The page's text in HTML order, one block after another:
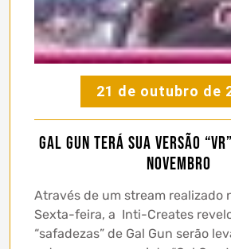
21 de outubro de
Gal Gun terá sua versão
Novembro
Através de um stream realizado
Sexta-feira, a Inti-Creates
“safadezas” de Gal Gun serão